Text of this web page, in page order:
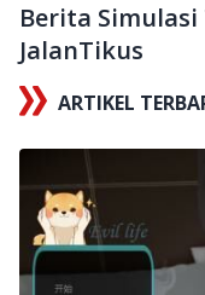
Berita
JalanTikus
ARTIKEL